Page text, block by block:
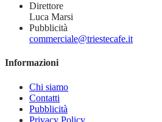
Direttore
Luca Marsi
Pubblicità
commerciale@triestecafe.it
Informazioni
Chi siamo
Contatti
Pubblicità
Privacy Policy